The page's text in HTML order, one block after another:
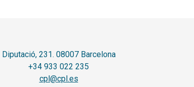
Diputació, 231. 08007 Barcelona
+34 933 022 235
cpl@cpl.es